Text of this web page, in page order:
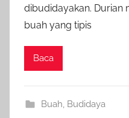
dibudidayakan. Durian
buah yang tipis
Baca
Buah Budidaya